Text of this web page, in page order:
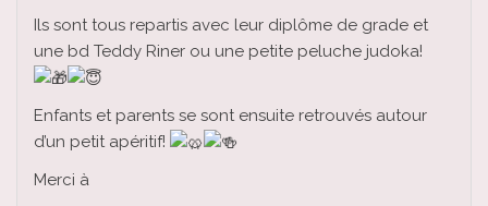
Ils sont tous repartis avec leur diplôme de grade et
une bd Teddy Riner ou une petite peluche judoka!
Enfants et parents se sont ensuite retrouvés autour
d’un petit apéritif!
Merci à